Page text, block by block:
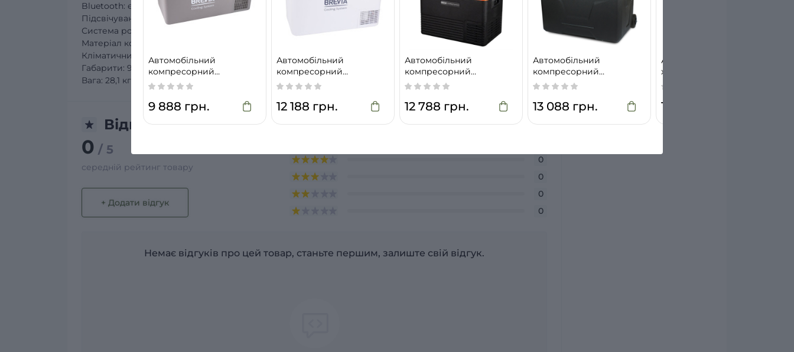
Bluetooth: є
Підсвічування: LED
Система розморожування: ручна
Матеріал корпусу: метал / нержавіюча сталь
Кліматичний клас: T, ST, N, SN
Габарити: 906×455×557 мм
Вага: 28,1 кг
Відгуки
0 / 5
середній рейтинг товару
+ Додати відгук
0
0
0
0
Немає відгуків про цей товар, станьте першим, залиште свій відгук.
Автомобільний
компресорний
холодильник Brevia 22110
9 888 грн.
Автомобільний
компресорний
холодильник Brevia 22210
12 188 грн.
Автомобільний
компресорний
холодильник Brevia 22520
12 788 грн.
Автомобільний
компресорний
холодильник Brevia 22730
13 088 грн.
Автомобільний
холодильник Mystery
MRK-26
10 888 грн.